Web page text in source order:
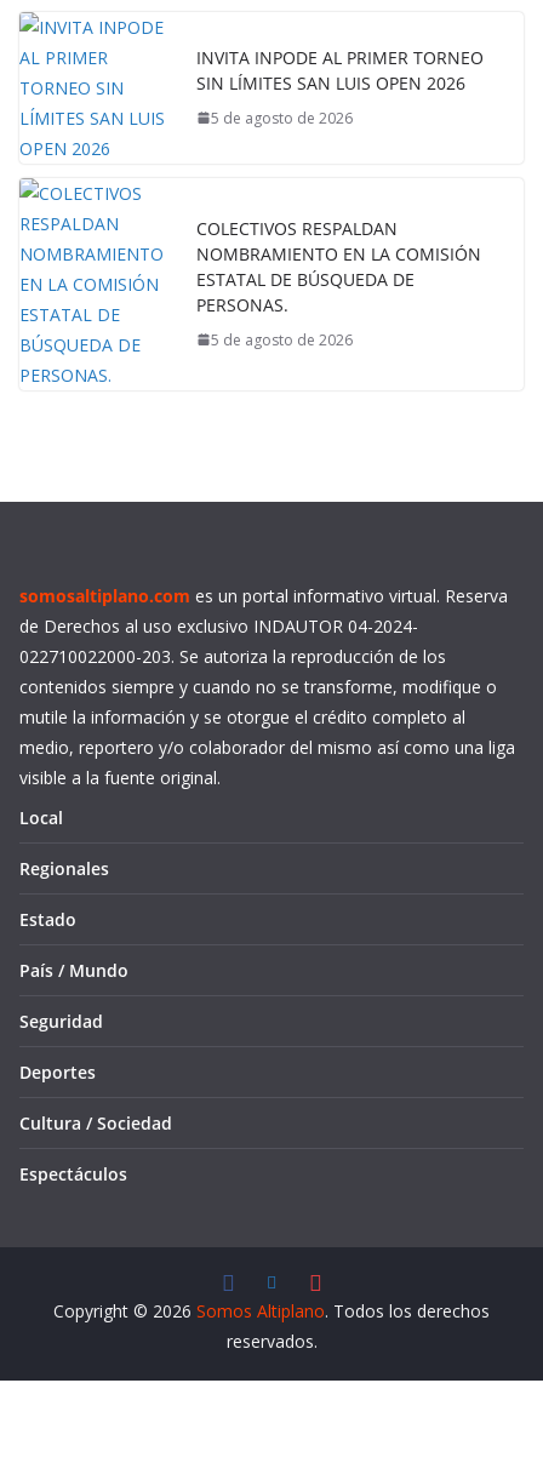
INVITA INPODE AL PRIMER TORNEO
SIN LÍMITES SAN LUIS OPEN 2026
5 de agosto de 2026
COLECTIVOS RESPALDAN
NOMBRAMIENTO EN LA COMISIÓN
ESTATAL DE BÚSQUEDA DE
PERSONAS.
5 de agosto de 2026
somosaltiplano.com es un portal informativo virtual. Reserva
de Derechos al uso exclusivo INDAUTOR 04-2024-
022710022000-203. Se autoriza la reproducción de los
contenidos siempre y cuando no se transforme, modifique o
mutile la información y se otorgue el crédito completo al
medio, reportero y/o colaborador del mismo así como una liga
visible a la fuente original.
Local
Regionales
Estado
País / Mundo
Seguridad
Deportes
Cultura / Sociedad
Espectáculos
Copyright © 2026 Somos Altiplano. Todos los derechos
reservados.